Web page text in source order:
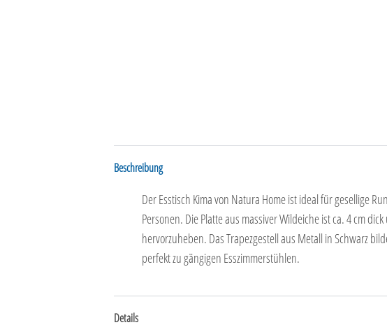
Beschreibung
Der Esstisch Kima von Natura Home ist ideal für gesellige
Personen. Die Platte aus massiver Wildeiche ist ca. 4 cm
hervorzuheben. Das Trapezgestell aus Metall in Schwarz
perfekt zu gängigen Esszimmerstühlen.
Details